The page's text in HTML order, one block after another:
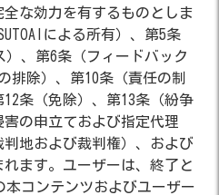
な効力を有するものとしま
による所有）、第5条
）、第6条（フィードバック
排除）、第10条（責任の制
条（免除）、第13条（紛争
の申立ておよび指定代理
判地および裁判権）、および
ます。ユーザーは、終了と
本コンテンツおよびユーザー